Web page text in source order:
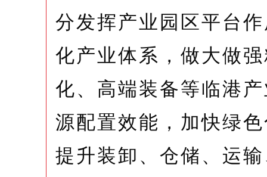
分发挥产业园区平台
化产业体系，做大做
化、高端装备等临港
源配置效能，加快绿
提升装卸、仓储、运